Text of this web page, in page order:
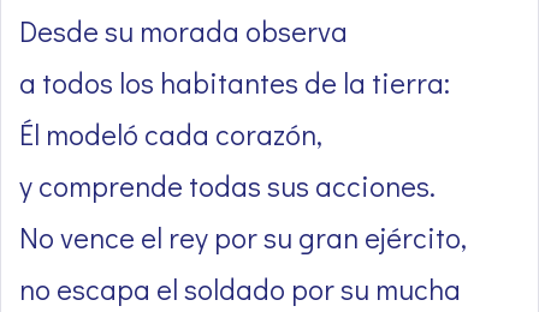
Desde su morada observa
a todos los habitantes de la tierra:
Él modeló cada corazón,
y comprende todas sus acciones.
No vence el rey por su gran ejército,
no escapa el soldado por su mucha